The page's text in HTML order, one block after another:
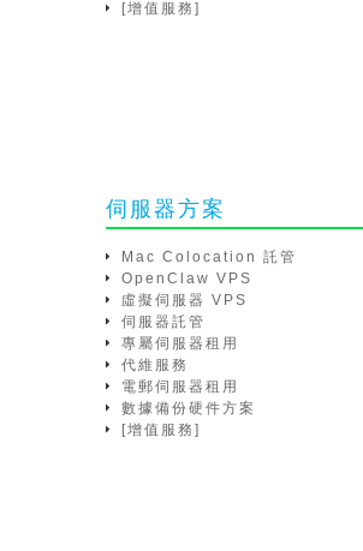
[增值服務]
伺服器方案
Mac Colocation 託管
OpenClaw VPS
虛擬伺服器 VPS
伺服器託管
專屬伺服器租用
代維服務
電郵伺服器租用
數據備份硬件方案
[增值服務]